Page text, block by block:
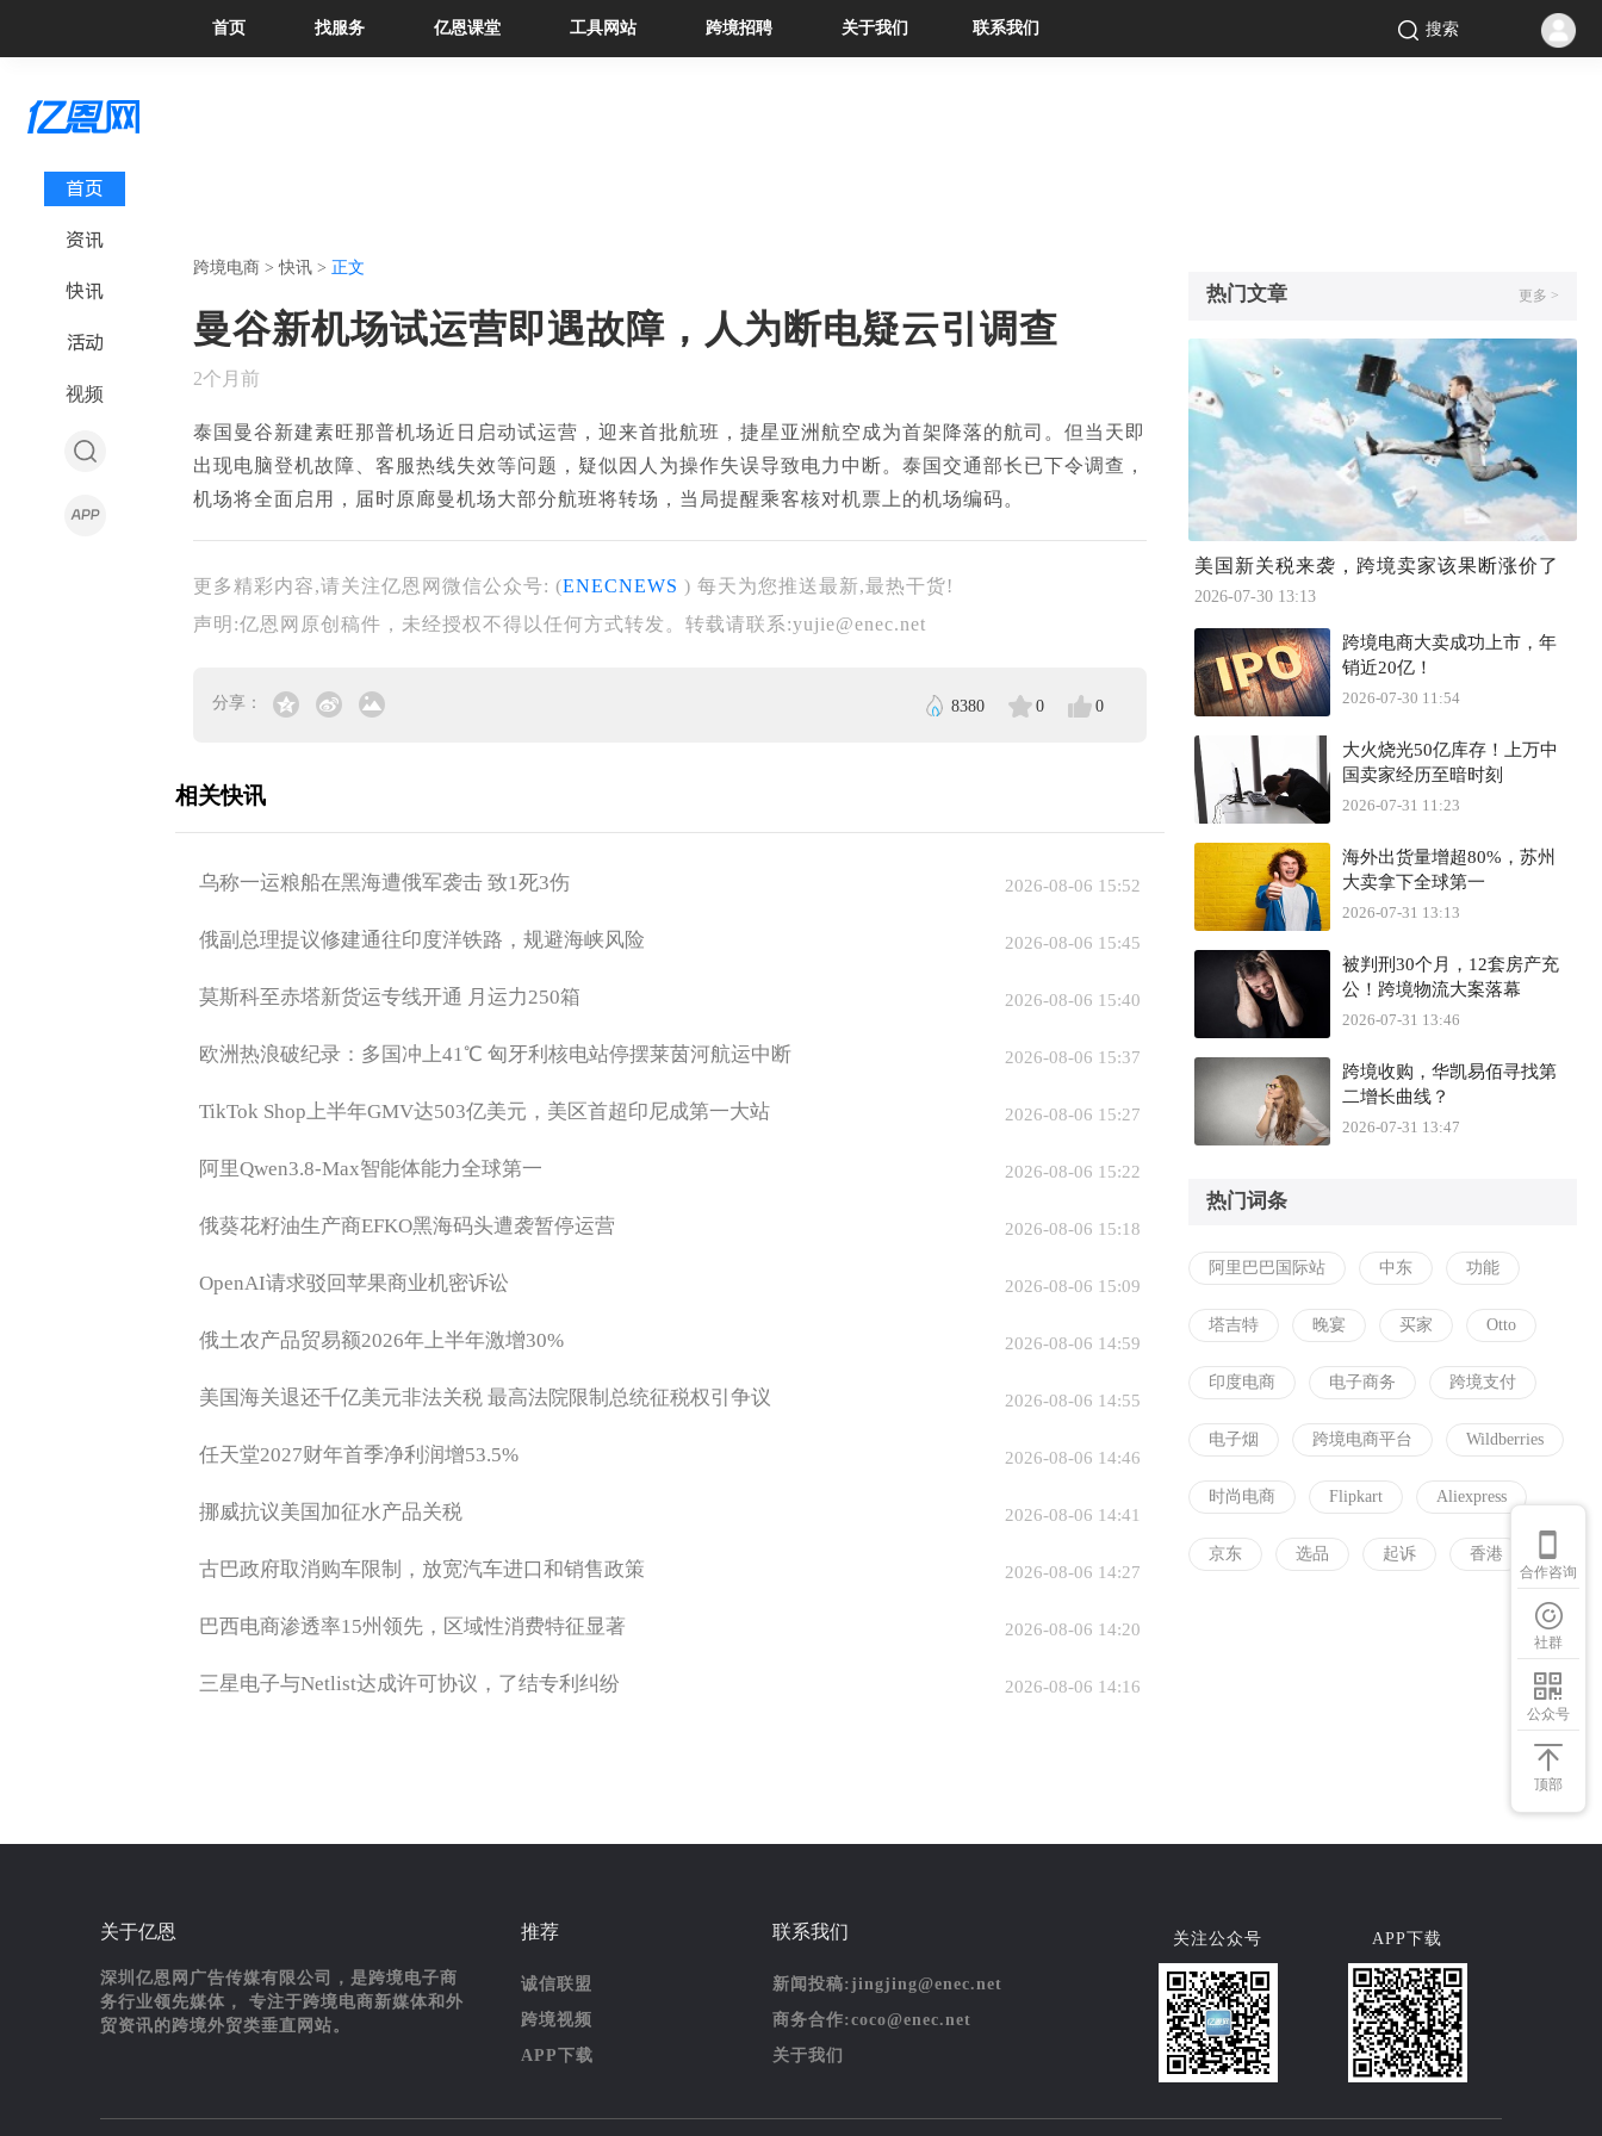
首页 找服务 亿恩课堂 工具网站 跨境招聘 关于我们 联系我们 搜索
首页
资讯
快讯
活动
视频
跨境电商 >快讯 > 正文
曼谷新机场试运营即遇故障，人为断电疑云引调查
2个月前
泰国曼谷新建素旺那普机场近日启动试运营，迎来首批航班，捷星亚洲航空成为首架降落的航司。但当天即
出现电脑登机故障、客服热线失效等问题，疑似因人为操作失误导致电力中断。泰国交通部长已下令调查，
机场将全面启用，届时原廊曼机场大部分航班将转场，当局提醒乘客核对机票上的机场编码。
更多精彩内容,请关注亿恩网微信公众号: (ENECNEWS ) 每天为您推送最新,最热干货!
声明:亿恩网原创稿件，未经授权不得以任何方式转发。转载请联系:yujie@enec.net
分享： 8380 0 0
相关快讯
乌称一运粮船在黑海遭俄军袭击 致1死3伤 2026-08-06 15:52
俄副总理提议修建通往印度洋铁路，规避海峡风险 2026-08-06 15:45
莫斯科至赤塔新货运专线开通 月运力250箱 2026-08-06 15:40
欧洲热浪破纪录：多国冲上41℃ 匈牙利核电站停摆莱茵河航运中断 2026-08-06 15:37
TikTok Shop上半年GMV达503亿美元，美区首超印尼成第一大站 2026-08-06 15:27
阿里Qwen3.8-Max智能体能力全球第一 2026-08-06 15:22
俄葵花籽油生产商EFKO黑海码头遭袭暂停运营 2026-08-06 15:18
OpenAI请求驳回苹果商业机密诉讼 2026-08-06 15:09
俄土农产品贸易额2026年上半年激增30% 2026-08-06 14:59
美国海关退还千亿美元非法关税 最高法院限制总统征税权引争议 2026-08-06 14:55
任天堂2027财年首季净利润增53.5% 2026-08-06 14:46
挪威抗议美国加征水产品关税 2026-08-06 14:41
古巴政府取消购车限制，放宽汽车进口和销售政策 2026-08-06 14:27
巴西电商渗透率15州领先，区域性消费特征显著 2026-08-06 14:20
三星电子与Netlist达成许可协议，了结专利纠纷 2026-08-06 14:16
热门文章 更多 >
美国新关税来袭，跨境卖家该果断涨价了
2026-07-30 13:13
跨境电商大卖成功上市，年
销近20亿！
2026-07-30 11:54
大火烧光50亿库存！上万中
国卖家经历至暗时刻
2026-07-31 11:23
海外出货量增超80%，苏州
大卖拿下全球第一
2026-07-31 13:13
被判刑30个月，12套房产充
公！跨境物流大案落幕
2026-07-31 13:46
跨境收购，华凯易佰寻找第
二增长曲线？
2026-07-31 13:47
热门词条
阿里巴巴国际站 中东 功能
塔吉特 晚宴 买家 Otto
印度电商 电子商务 跨境支付
电子烟 跨境电商平台 Wildberries
时尚电商 Flipkart Aliexpress
京东 选品 起诉 香港
合作咨询
社群
公众号
顶部
关于亿恩
深圳亿恩网广告传媒有限公司，是跨境电子商
务行业领先媒体， 专注于跨境电商新媒体和外
贸资讯的跨境外贸类垂直网站。
推荐
诚信联盟
跨境视频
APP下载
联系我们
新闻投稿:jingjing@enec.net
商务合作:coco@enec.net
关于我们
关注公众号 APP下载